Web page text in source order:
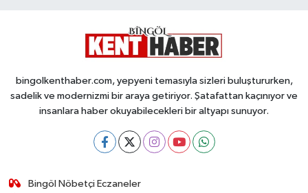
bingolkenthaber.com, yepyeni temasıyla sizleri buluştururken,
sadelik ve modernizmi bir araya getiriyor. Şatafattan kaçınıyor ve
insanlara haber okuyabilecekleri bir altyapı sunuyor.
Bingöl Nöbetçi Eczaneler